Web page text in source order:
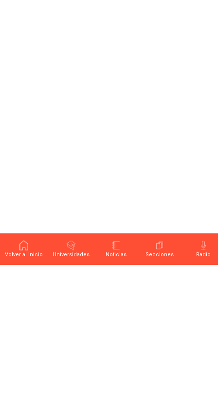
Volver al inicio Universidades Noticias Secciones Radio